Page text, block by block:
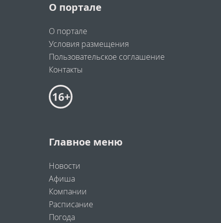
О портале
О портале
Условия размещения
Пользовательское соглашение
Контакты
Главное меню
Новости
Афиша
Компании
Расписание
Погода